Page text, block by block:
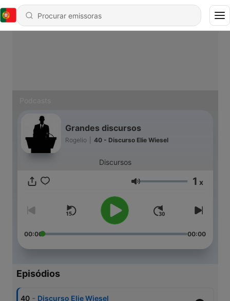
Grandes discursos
Rogelio 40 - Discurso Elie Wiesel
Discursos
Volume 1 x
00:00 00:00
Episódios
40 - Discurso Elie Wiesel